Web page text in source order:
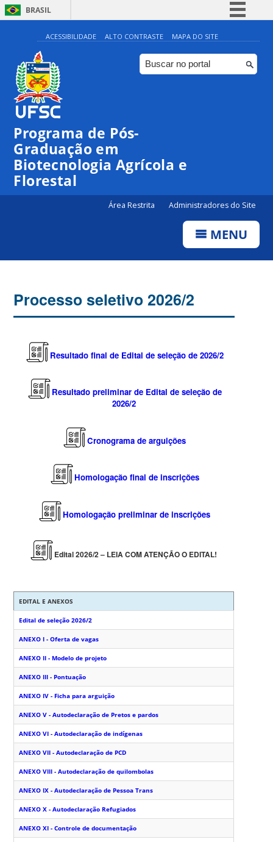
BRASIL
Simplifique!
Comunica BR
Participe
ACESSIBILIDADE ALTO CONTRASTE MAPA DO SITE
Programa de Pós-
Graduação em
Biotecnologia Agrícola e
Florestal
Área Restrita Administradores do Site
MENU
Processo seletivo 2026/2
Resultado final de Edital de seleção de 2026/2
Resultado preliminar de Edital de seleção de
2026/2
Cronograma de arguições
Homologação final de inscrições
Homologação preliminar de inscrições
Edital 2026/2 – LEIA COM ATENÇÃO O EDITAL!
EDITAL E ANEXOS
Edital de seleção 2026/2
ANEXO I - Oferta de vagas
ANEXO II - Modelo de projeto
ANEXO III - Pontuação
ANEXO IV - Ficha para arguição
ANEXO V - Autodeclaração de Pretos e pardos
ANEXO VI - Autodeclaração de indígenas
ANEXO VII - Autodeclaração de PCD
ANEXO VIII - Autodeclaração de quilombolas
ANEXO IX - Autodeclaração de Pessoa Trans
ANEXO X - Autodeclaração Refugiados
ANEXO XI - Controle de documentação